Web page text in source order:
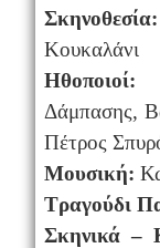
Σκηνοθεσία:
Κουκαλάνι
Ηθοποιοί:
Δάμπασης,
Πέτρος
Μουσική:
Τραγούδι
Σκηνικά –